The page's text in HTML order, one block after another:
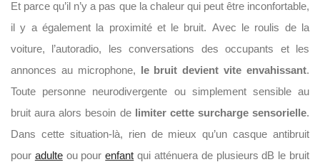
Et parce qu’il n’y a pas que la chaleur qui peut être inconfortable,
il y a également la proximité et le bruit. Avec le roulis de la
voiture, l’autoradio, les conversations des occupants et les
annonces au microphone, le bruit devient vite envahissant.
Toute personne neurodivergente ou simplement sensible au
bruit aura alors besoin de limiter cette surcharge sensorielle.
Dans cette situation-là, rien de mieux qu’un casque antibruit
pour adulteou pourenfant qui atténuera de plusieurs dB le bruit